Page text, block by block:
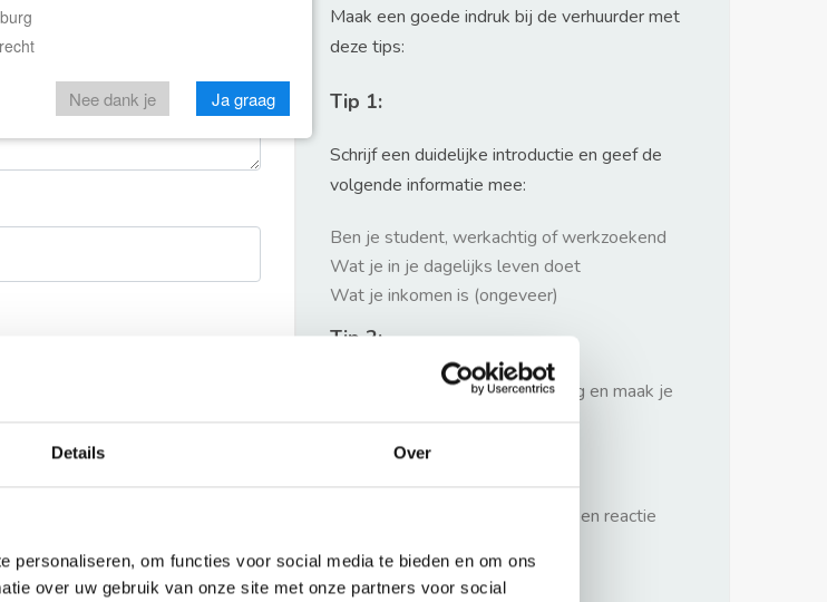
Details Over
personaliseren, om functies voor social media te bieden en om ons
over uw gebruik van onze site met onze partners voor social
van de woning.
Maak een goede indruk bij de verhuurder met
deze tips:
Tip 1:
Schrijf een duidelijke introductie en geef de
volgende informatie mee:
Ben je student, werkachtig of werkzoekend
Wat je in je dagelijks leven doet
Wat je inkomen is (ongeveer)
Tip 2:
Wees beleefd, niet te langdradig en maak je
verhaal kort
Wacht niet met reageren. Snel een reactie
Waarschuwing
Nee dank je Ja graag